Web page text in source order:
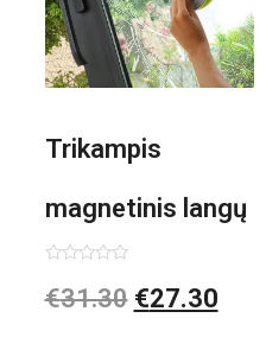
Trikampis
magnetinis langų
valiklis Klinmag
0
iš
€31.30 €27.30